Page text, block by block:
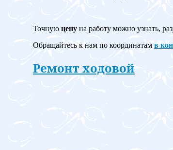
Точную цену на работу можно узнать,
Обращайтесь к нам по координатам в
Ремонт ходовой